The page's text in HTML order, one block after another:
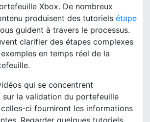
Xbox. De nombreux
produisent des tutoriels étape
guident à travers le processus.
clarifier des étapes complexes
en temps réel de la
qui se concentrent
sur la validation du portefeuille
ci fourniront les informations
Regarder quelques tutoriels